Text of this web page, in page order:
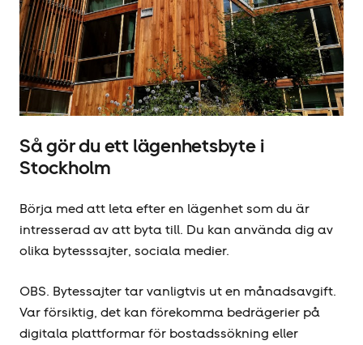
Så gör du ett lägenhetsbyte i
Stockholm
Börja med att leta efter en lägenhet som du är
intresserad av att byta till. Du kan använda dig av
olika bytesssajter, sociala medier.
OBS. Bytessajter tar vanligtvis ut en månadsavgift.
Var försiktig, det kan förekomma bedrägerier på
digitala plattformar för bostadssökning eller